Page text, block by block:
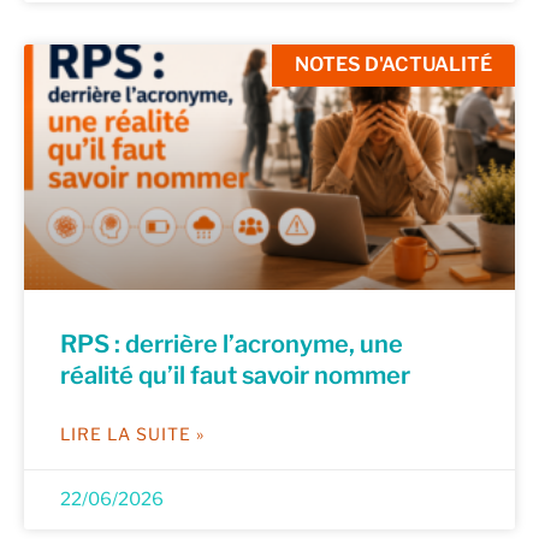
NOTES D'ACTUALITÉ
RPS : derrière l’acronyme, une
réalité qu’il faut savoir nommer
LIRE LA SUITE »
22/06/2026